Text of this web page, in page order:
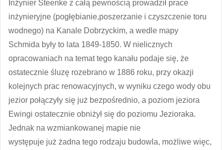
Inżynier Steenke z całą pewnością prowadził prace
inżynieryjne (pogłębianie,poszerzanie i czyszczenie toru
wodnego) na Kanale Dobrzyckim, a wedle mapy
Schmida były to lata 1849-1850. W nielicznych
opracowaniach na temat tego kanału podaje się, że
ostatecznie śluzę rozebrano w 1886 roku, przy okazji
kolejnych prac renowacyjnych, w wyniku czego wody obu
jezior połączyły się już bezpośrednio, a poziom jeziora
Ewingi ostatecznie obniżył się do poziomu Jezioraka.
Jednak na wzmiankowanej mapie nie
występuje już żadna tego rodzaju budowla, możliwe więc,